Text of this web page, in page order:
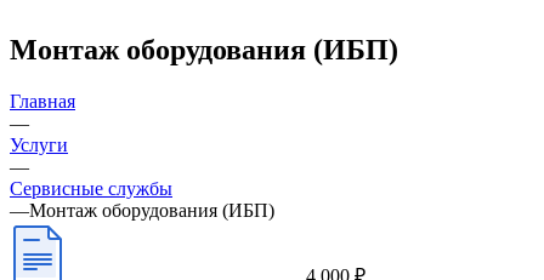
Монтаж оборудования (ИБП)
Главная
—
Услуги
—
Сервисные службы
—Монтаж оборудования (ИБП)
4 000 ₽